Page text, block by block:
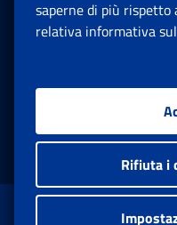
Sede Legale
00144 Roma
Facebook: Apre
Twitter:
saperne di più rispetto
relativa informativa
Rifiuta i